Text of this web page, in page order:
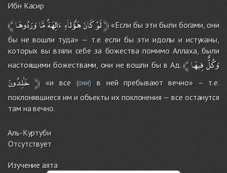
Ибн Касир
﴾ لَوْكَانَهَٰؤُلاۤءِءَالِهَةًمَّاوَرَدُوهَا ﴿«Если бы эти были богами, они
бы не вошли туда» — т.е. если бы эти идолы и истуканы,
которых вы взяли себе за божества помимо Аллаха, были
настоящими божествами, они не вошли бы в Ад.﴾ وَكُلٌّفِيهَا
خَٰلِدُونَ ﴿«и все(они) в ней пребывают вечно» – т.е.
поклонявшиеся им и объекты их поклонения — все останутся
там на вечно.
Аль-Куртуби
Отсутствует
Изучение аята